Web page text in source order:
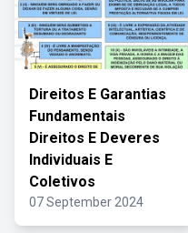
Direitos E Garantias
Fundamentais
Direitos E Deveres
Individuais E
Coletivos
07 September 2024